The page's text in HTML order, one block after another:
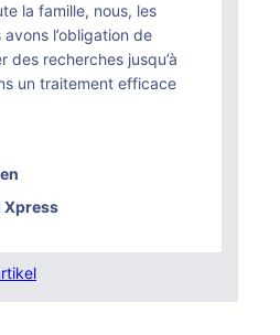
la famille, nous, les
l’obligation de
des recherches jusqu’à
un traitement efficace
Xpress